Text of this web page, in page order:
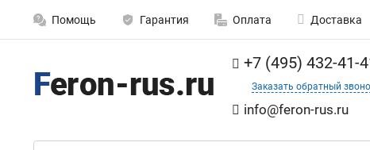
Помощь Гарантия Оплата Доставка
+7 (495) 432-41-
Заказать обратный
info@feron-rus.ru